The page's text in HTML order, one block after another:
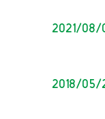
2021/08/
2018/05/